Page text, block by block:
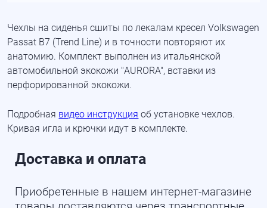
Чехлы на сиденья сшиты по лекалам кресел Volkswagen
Passat B7 (Trend Line) и в точности повторяют их
анатомию. Комплект выполнен из итальянской
автомобильной экокожи "AURORA", вставки из
перфорированной экокожи.
Подробная видео инструкция об установке чехлов.
Кривая игла и крючки идут в комплекте.
Доставка и оплата
Приобретенные в нашем интернет-магазине